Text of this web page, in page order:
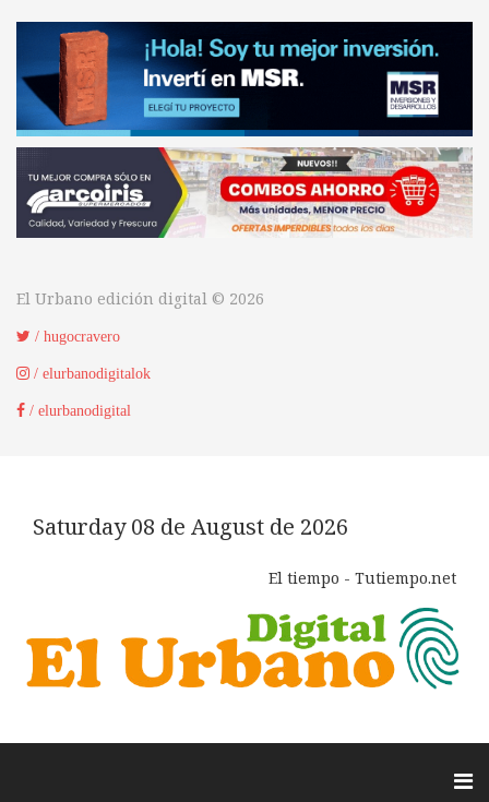
El Urbano edición digital © 2026
/ hugocravero
/ elurbanodigitalok
/ elurbanodigital
Saturday 08 de August de 2026
El tiempo - Tutiempo.net